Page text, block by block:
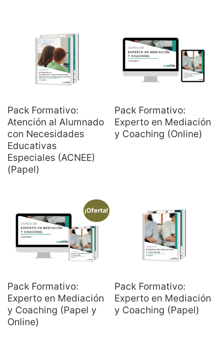
Pack Formativo:
Atención al Alumnado
con Necesidades
Educativas
Especiales (ACNEE)
(Papel)
Pack Formativo:
Experto en Mediación
y Coaching (Online)
¡Oferta!
Pack Formativo:
Experto en Mediación
y Coaching (Papel y
Online)
Pack Formativo:
Experto en Mediación
y Coaching (Papel)